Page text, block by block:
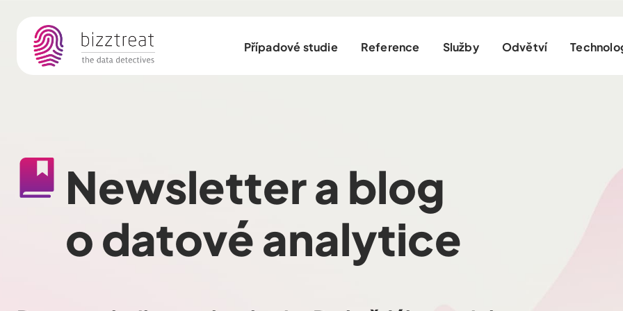
Případové studie Reference Služby Odvětví
Newsletter a blog
o datové analytice